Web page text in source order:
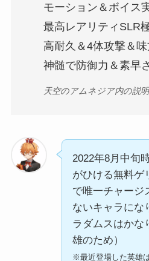
モーション＆ボイス
最高レアリティSLR
高耐久＆4体攻撃＆味
神髄で防御力＆素早
天空のアムネジア内の説
2022年8月中旬
がひける無料ゲ
で唯一チャージ
ないキャラにな
ラダムスはかな
雄のため）
※最近登場した英雄